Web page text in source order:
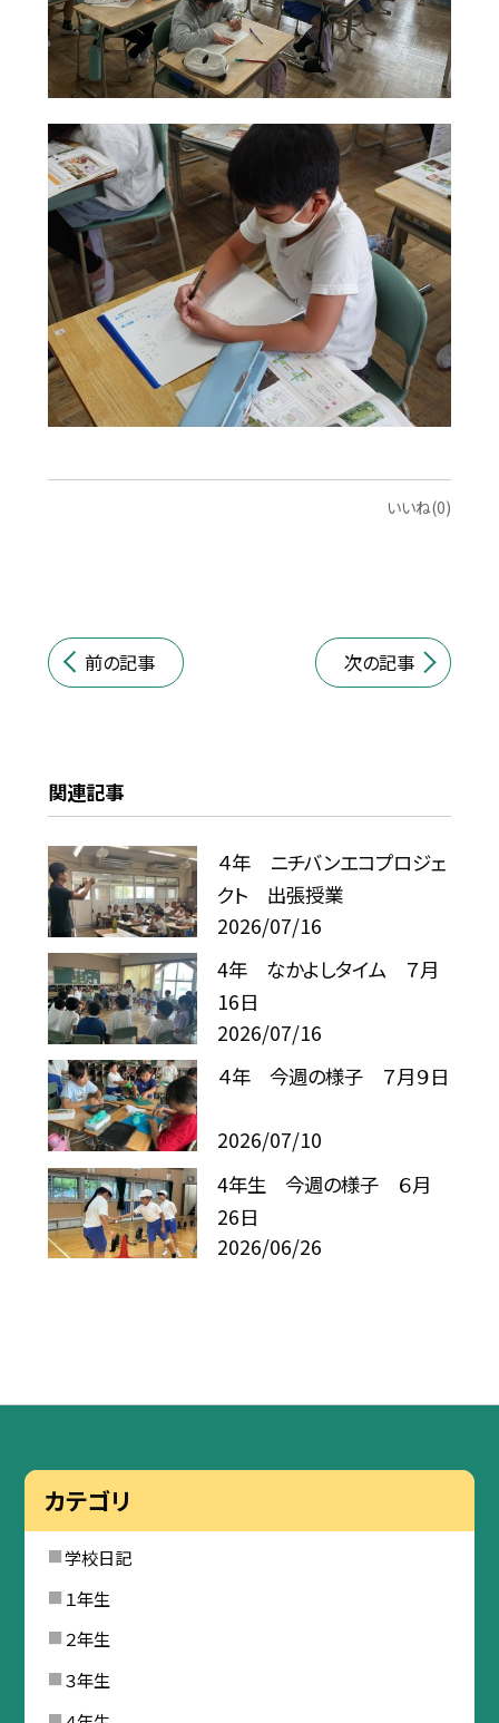
いいね(0)
前の記事 次の記事
関連記事
４年 ニチバンエコプロジェ
クト 出張授業
2026/07/16
4年 なかよしタイム ７月
16日
2026/07/16
４年 今週の様子 ７月９日
2026/07/10
4年生 今週の様子 ６月
26日
2026/06/26
カテゴリ
学校日記
１年生
２年生
３年生